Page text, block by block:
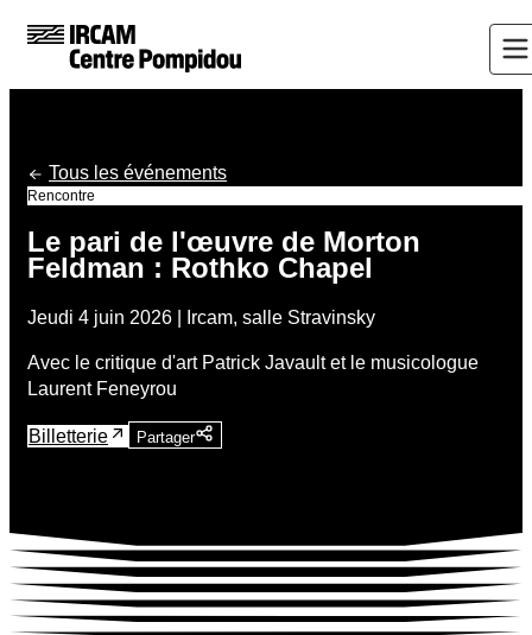
Tous les événements
Rencontre
Le pari de l'œuvre de Morton
Feldman : Rothko Chapel
Jeudi 4 juin 2026 | Ircam, salle Stravinsky
Avec le critique d'art Patrick Javault et le musicologue
Laurent Feneyrou
Billetterie Partager